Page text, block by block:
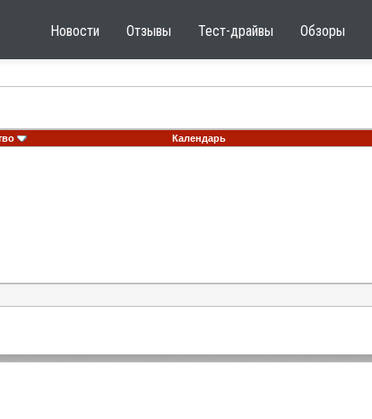
Новости Отзывы Тест-драйвы Обзоры
Календарь